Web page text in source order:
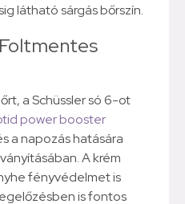
látható sárgás bőrszín.
a Schüssler só 6-ot
power booster
a napozás hatására
A krém
fényvédelmet is
is fontos